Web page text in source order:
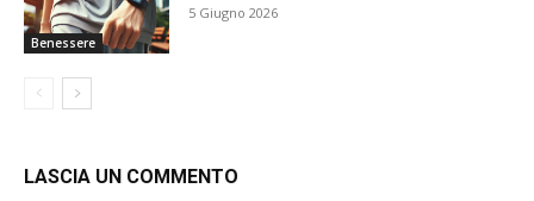
Benessere
5 Giugno 2026
LASCIA UN COMMENTO